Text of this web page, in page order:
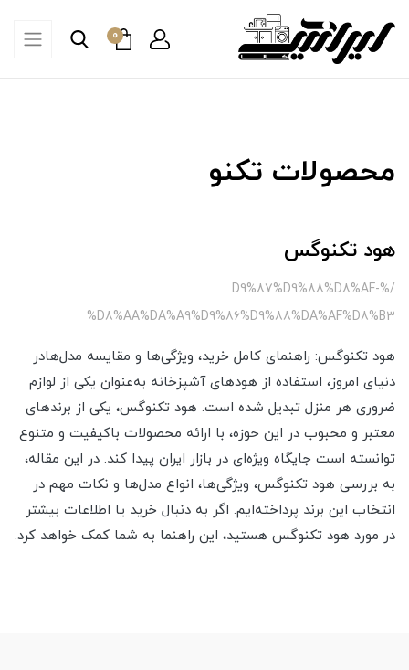
0
محصولات تکنو
هود تکنوگس
/%D9%87%D9%88%D8%AF-
%D8%AA%DA%A9%D9%86%D9%88%DA%AF%D8%B3
هود تکنوگس: راهنمای کامل خرید، ویژگی‌ها و مقایسه مدل‌هادر
دنیای امروز، استفاده از هودهای آشپزخانه به‌عنوان یکی از لوازم
ضروری هر منزل تبدیل شده است. هود تکنوگس، یکی از برندهای
معتبر و محبوب در این حوزه، با ارائه محصولات باکیفیت و متنوع
توانسته است جایگاه ویژه‌ای در بازار ایران پیدا کند. در این مقاله،
به بررسی هود تکنوگس، ویژگی‌ها، انواع مدل‌ها و نکات مهم در
انتخاب این برند پرداخته‌ایم. اگر به دنبال خرید یا اطلاعات بیشتر
در مورد هود تکنوگس هستید، این راهنما به شما کمک خواهد کرد.